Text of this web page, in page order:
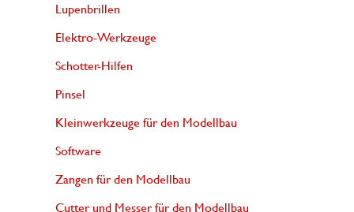
Lupenbrillen
Elektro-Werkzeuge
Schotter-Hilfen
Pinsel
Kleinwerkzeuge für den Modellbau
Software
Zangen für den Modellbau
Cutter und Messer für den Modellbau